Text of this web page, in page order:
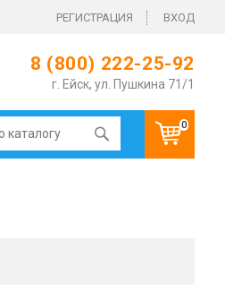
РЕГИСТРАЦИЯ ВХОД
8 (800) 222-25-92
г. Ейск, ул. Пушкина 71/1
0